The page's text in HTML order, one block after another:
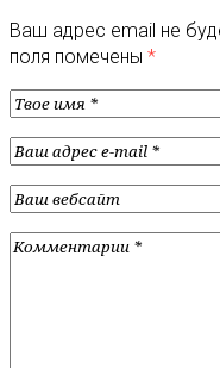
Ваш адрес email не
поля помечены *